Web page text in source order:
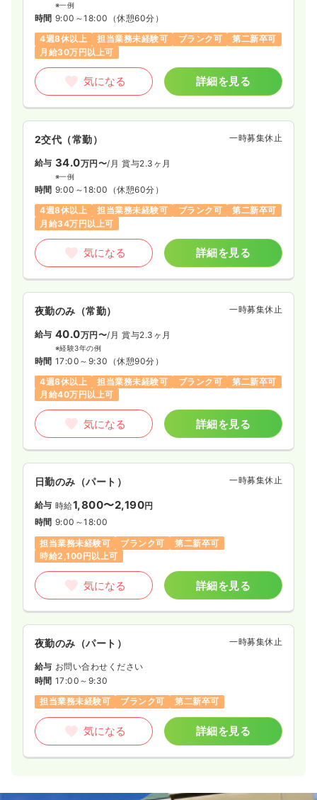
※一例
時間 9:00～18:00 （休憩60分）
4週8休以上
担当業務未経験可 ブランク可
第二新卒可
月給30万円以上可
気になる 詳細を見る
2交代（常勤） 一時募集休止
給与 34.0万円〜/月 賞与2.3ヶ月
※一例
時間 9:00～18:00 （休憩60分）
4週8休以上
担当業務未経験可 ブランク可
第二新卒可
月給34万円以上可
気になる 詳細を見る
夜勤のみ（常勤） 一時募集休止
給与 40.0万円〜/月 賞与2.3ヶ月
※経験3年の例
時間 17:00～9:30 （休憩90分）
4週8休以上
担当業務未経験可 ブランク可
第二新卒可
月給40万円以上可
気になる 詳細を見る
日勤のみ（パート） 一時募集休止
給与 時給1,800〜2,190円
時間 9:00～18:00
担当業務未経験可
ブランク可
第二新卒可
時給2,100円以上可
気になる 詳細を見る
夜勤のみ（パート） 一時募集休止
給与 お問い合わせください
時間 17:00～9:30
担当業務未経験可
ブランク可 第二新卒可
気になる 詳細を見る